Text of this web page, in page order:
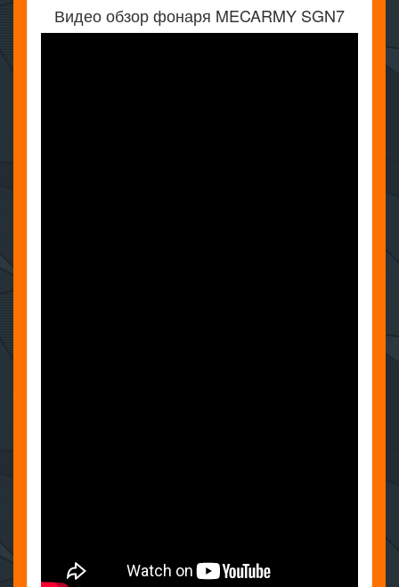
Видео обзор фонаря MECARMY SGN7